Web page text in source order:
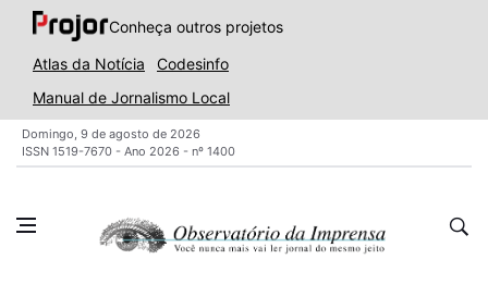
Conheça outros projetos
Atlas da Notícia
Codesinfo
Manual de Jornalismo Local
Domingo, 9 de agosto de 2026
ISSN 1519-7670 - Ano 2026 - nº 1400